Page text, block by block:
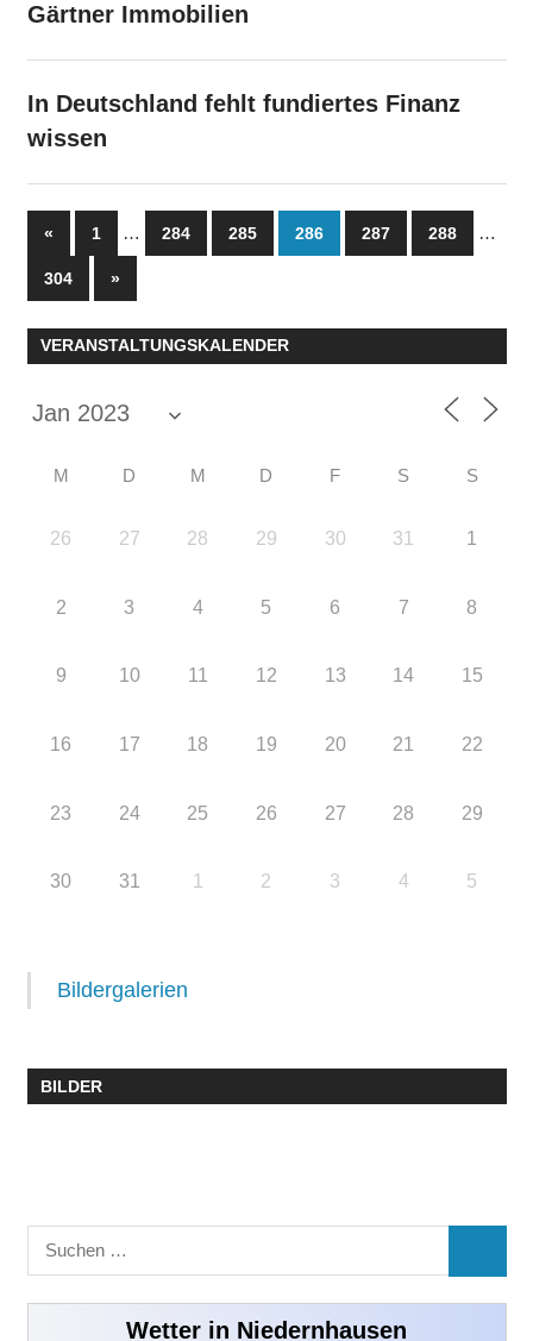
Gärtner Immobilien
In Deutschland fehlt fundiertes Finanz
wissen
Seitennummerierung
der
Beiträge
«Vorherige
Beiträge
1 … 284 285 286 287 288 …
304
Nächste
Beiträge
»
VERANSTALTUNGSKALENDER
M D M D F S S
26 27 28 29 30 31 1
2 3 4 5 6 7 8
9 10 11 12 13 14 15
16 17 18 19 20 21 22
23 24 25 26 27 28 29
30 31 1 2 3 4 5
Bildergalerien
BILDER
Suchen
nach:
Wetter in Niedernhausen